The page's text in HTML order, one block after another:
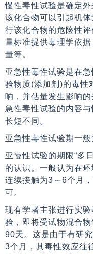
慢性毒性试验是确定
该化合物可以引起机
行该化合物的危险性
量标准提供毒理学依
量等。
亚急性毒性试验是在
验物质(添加剂)的毒性
响，并估量发生影响
急性毒性试验的内容
长短不同。
亚急性毒性试验期一般
亚慢性试验的期限“多
的认识。一般认为在
连续接触为3～6个月
可。
现有学者主张进行实
验，即将受试物混合
90天。这是由于有研
3个月，其毒性效应往